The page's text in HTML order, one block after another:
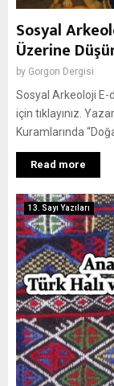
Sosyal
Üzerine
by Gorgon Dergisi
Sosyal Arkeoloji E-
için tıklayınız.
Kuramlarında
Read more
13. Sayı Yazıları